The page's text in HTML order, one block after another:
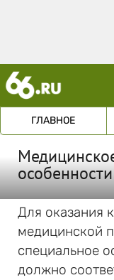
ГЛАВНОЕ
особенности
Для оказания
медицинской
специальное
должно